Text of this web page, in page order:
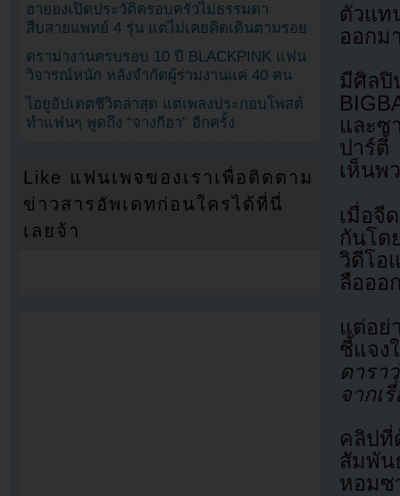
ตัวแท
ออกม
มีศิลปิ
และซ
ปาร์ตี้
เห็นพ
เมื่อจี
กันโด
วิดีโอ
ลือออ
แต่อย่
ชี้แจง
ดาร
จากเ
คลิปที่
สัมพัน
หอมซ
ฮายองเปิดประวัติครอบครัวไม่ธรรมดา
สืบสายแพทย์ 4 รุ่น แต่ไม่เคยคิดเดินตามรอย
ดราม่างานครบรอบ 10 ปี BLACKPINK แฟน
วิจารณ์หนัก หลังจำกัดผู้ร่วมงานแค่ 40 คน
ไอยูอัปเดตชีวิตล่าสุด แต่เพลงประกอบโพสต์
ทำแฟนๆ พูดถึง “จางกีฮา” อีกครั้ง
Like แฟนเพจของเราเพื่อติดตาม
ข่าวสารอัพเดทก่อนใครได้ที่นี่
เลยจ้า